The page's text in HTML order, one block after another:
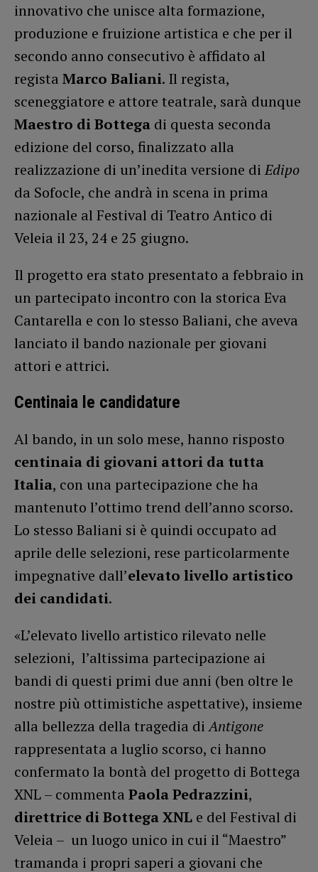
innovativo che unisce alta formazione,
produzione e fruizione artistica e che per il
secondo anno consecutivo è affidato al
regista Marco Baliani. Il regista,
sceneggiatore e attore teatrale, sarà dunque
Maestro di Bottega di questa seconda
edizione del corso, finalizzato alla
realizzazione di un’inedita versione diEdipo
da Sofocle, che andrà in scena in prima
nazionale al Festival di Teatro Antico di
Veleia il 23, 24 e 25 giugno.
Il progetto era stato presentato a febbraio in
un partecipato incontro con la storica Eva
Cantarella e con lo stesso Baliani, che aveva
lanciato il bando nazionale per giovani
attori e attrici.
Centinaia le candidature
Al bando, in un solo mese, hanno risposto
centinaia di giovani attori da tutta
Italia, con una partecipazione che ha
mantenuto l’ottimo trend dell’anno scorso.
Lo stesso Baliani si è quindi occupato ad
aprile delle selezioni, rese particolarmente
impegnative dall’elevato livello artistico
dei candidati.
«L’elevato livello artistico rilevato nelle
selezioni, l’altissima partecipazione ai
bandi di questi primi due anni (ben oltre le
nostre più ottimistiche aspettative), insieme
alla bellezza della tragedia diAntigone
rappresentata a luglio scorso, ci hanno
confermato la bontà del progetto di Bottega
XNL – commenta Paola Pedrazzini,
direttrice di Bottega XNL e del Festival di
Veleia – un luogo unico in cui il “Maestro”
tramanda i propri saperi a giovani che